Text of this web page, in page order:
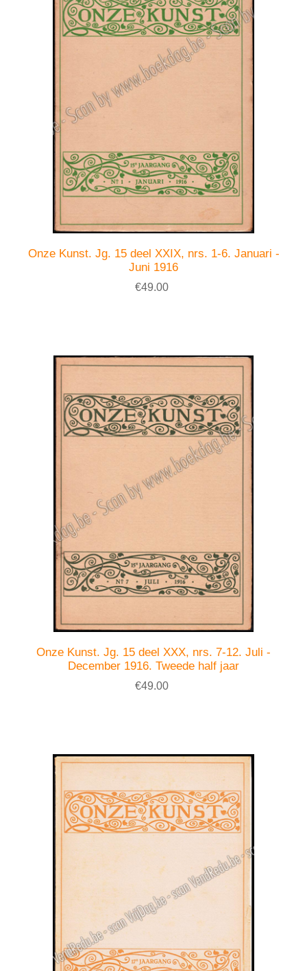
Onze Kunst. Jg. 15 deel XXIX, nrs. 1-6. Januari -
Juni 1916
€49.00
Onze Kunst. Jg. 15 deel XXX, nrs. 7-12. Juli -
December 1916. Tweede half jaar
€49.00